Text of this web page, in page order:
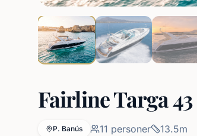
Fairline Targa
P. Banús 11 personer 13.5m